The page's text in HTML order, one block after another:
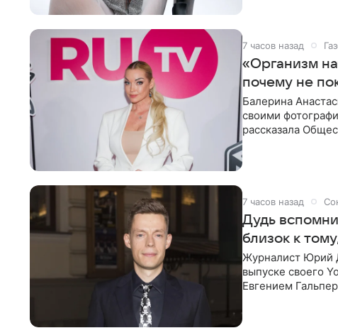
7 часов назад
«Организм
почему не
Балерина
своими
рассказала
7 часов назад
Дудь
близок к
Журналист Юрий
выпуске своего
Евгением